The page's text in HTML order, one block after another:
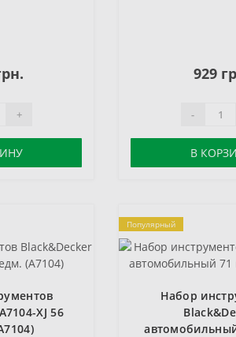
+
929
-
В
XJ 56
Популярный
Набор